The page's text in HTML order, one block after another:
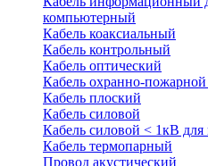
компьютерный
Кабель коаксиальный
Кабель контрольный
Кабель оптический
Кабель охранно-
Кабель плоский
Кабель силовой
Кабель силовой < 1кВ
Кабель термопарный
Провод акустический